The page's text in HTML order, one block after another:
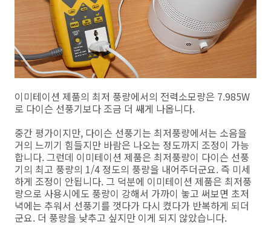
이미테이션 제품의 최저 풍량에서의 전력소모량은 7.985W
로 다이슨 선풍기보다 조금 더 쌔게 나옵니다.
중간 평가이지만, 다이슨 선풍기는 최저풍량에서는 소음을
거의 느끼기 힘들지만 바람은 나오는 정도까지 조정이 가능
합니다. 그런데 이미테이션 제품은 최저풍량이 다이슨 선풍
기의 최고 풍량의 1/4 정도의 풍량을 내어주더군요. 즉 미세
하게 조정이 안됩니다. 그 덕분에 이미테이션 제품은 최저풍
량으로 사용시에도 풍량이 강해서 가까이 놓고 써보면 초저
녁에는 추워서 선풍기를 껏다가 다시 켰다가 반복하게 되더
군요. 더 풍량을 낮추고 싶지만 이게 되지 않았습니다.